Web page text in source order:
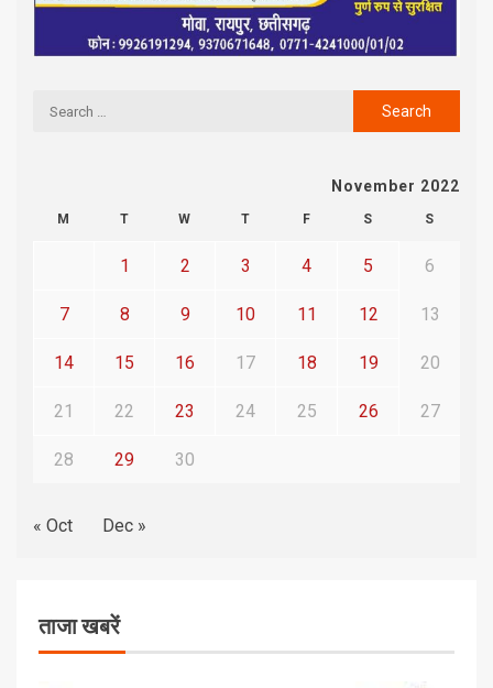
November 2022
M T W T F S S
1 2 3 4 5 6
7 8 9 10 11 12 13
14 15 16 17 18 19 20
21 22 23 24 25 26 27
28 29 30
« Oct Dec »
ताजा खबरें